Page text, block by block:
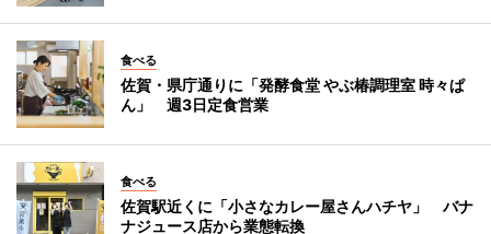
食べる
佐賀・県庁通りに「発酵食堂 やぶ椿調理室 時々ぱ
ん」 週3日定食営業
食べる
佐賀駅近くに「小さなカレー屋さんハチヤ」 バナ
ナジュース店から業態転換